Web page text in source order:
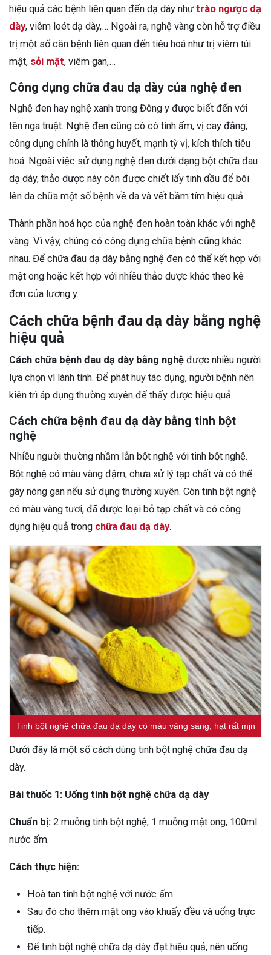
hiệu quả các bệnh liên quan đến dạ dày nhưtrào ngược dạ
dày, viêm loét dạ dày,… Ngoài ra, nghệ vàng còn hỗ trợ điều
trị một số căn bệnh liên quan đến tiêu hoá như trị viêm túi
mật, sỏi mật, viêm gan,…
Công dụng chữa đau dạ dày của nghệ đen
Nghệ đen hay nghệ xanh trong Đông y được biết đến với
tên nga truật. Nghệ đen cũng có có tính ấm, vị cay đắng,
công dụng chính là thông huyết, mạnh tỳ vị, kích thích tiêu
hoá. Ngoài việc sử dụng nghệ đen dưới dạng bột chữa đau
dạ dày, thảo dược này còn được chiết lấy tinh dầu để bôi
lên da chữa một số bệnh về da và vết bầm tím hiệu quả.
Thành phần hoá học của nghệ đen hoàn toàn khác với nghệ
vàng. Vì vậy, chúng có công dụng chữa bệnh cũng khác
nhau. Để chữa đau dạ dày bằng nghệ đen có thể kết hợp với
mật ong hoặc kết hợp với nhiều thảo dược khác theo kê
đơn của lương y.
Cách chữa bệnh đau dạ dày bằng nghệ
hiệu quả
Cách chữa bệnh đau dạ dày bằng nghệ được nhiều người
lựa chọn vì lành tính. Để phát huy tác dụng, người bệnh nên
kiên trì áp dụng thường xuyên để thấy được hiệu quả.
Cách chữa bệnh đau dạ dày bằng tinh bột
nghệ
Nhiều người thường nhầm lẫn bột nghệ với tinh bột nghệ.
Bột nghệ có màu vàng đậm, chưa xử lý tạp chất và có thể
gây nóng gan nếu sử dụng thường xuyên. Còn tinh bột nghệ
có màu vàng tươi, đã được loại bỏ tạp chất và có công
dụng hiệu quả trong chữa đau dạ dày.
Tinh bột nghệ chữa đau dạ dày có màu vàng sáng, hạt rất mịn
Dưới đây là một số cách dùng tinh bột nghệ chữa đau dạ
dày.
Bài thuốc 1: Uống tinh bột nghệ chữa dạ dày
Chuẩn bị: 2 muỗng tinh bột nghệ, 1 muỗng mật ong, 100ml
nước ấm.
Cách thực hiện:
Hoà tan tinh bột nghệ với nước ấm.
Sau đó cho thêm mật ong vào khuấy đều và uống trực
tiếp.
Để tinh bột nghệ chữa dạ dày đạt hiệu quả, nên uống